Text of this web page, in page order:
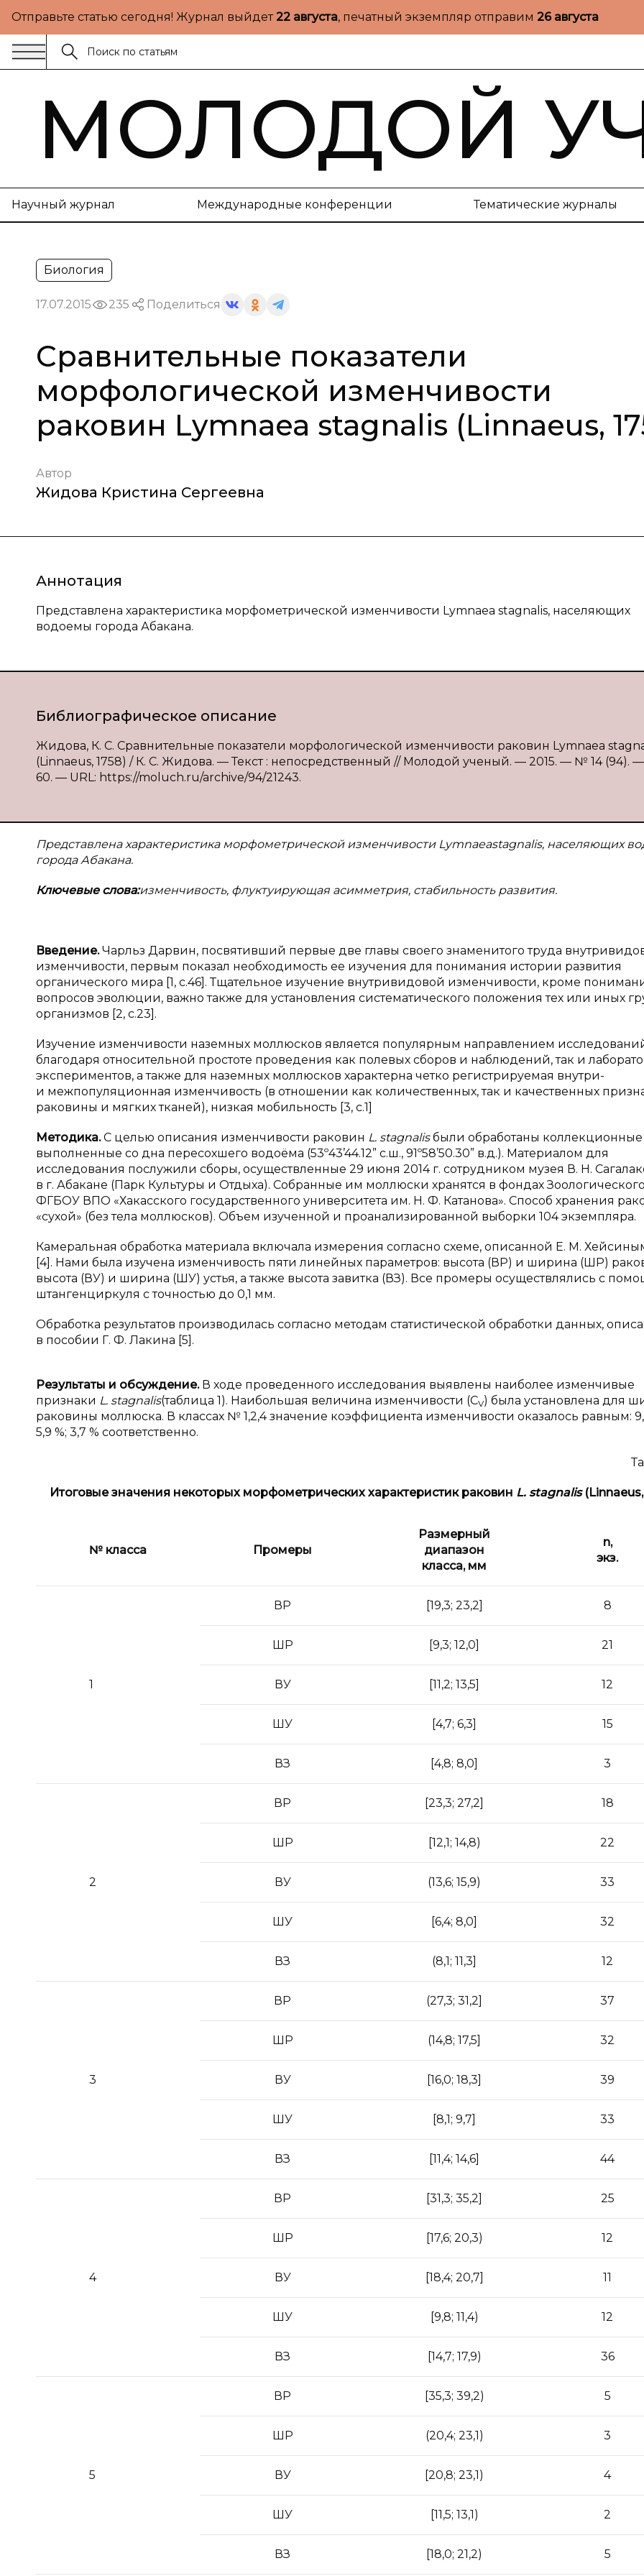
Отправьте статью сегодня! Журнал выйдет22 августа, печатный экземпляр отправим 26 августа
МОЛОДОЙ
Научный журнал Международные конференции Тематические журналы
Биология
17.07.2015 235 Поделиться
Сравнительные показатели
морфологической изменчивости
раковин Lymnaea stagnalis (Linnaeus,
Автор
Жидова Кристина Сергеевна
Аннотация
Представлена характеристика морфометрической изменчивости Lymnaea stagnalis, населяющих
водоемы города Абакана.
Библиографическое описание
Жидова, К. С. Сравнительные показатели морфологической изменчивости раковин Lymnaea
(Linnaeus, 1758) / К. С. Жидова. — Текст : непосредственный // Молодой ученый. — 2015. — № 14 (94). —
60. — URL: https://moluch.ru/archive/94/21243.
Представлена характеристика морфометрической изменчивости Lymnaeastagnalis, населяющих
города Абакана.
Ключевые слова:изменчивость, флуктуирующая асимметрия, стабильность развития.
Введение.Чарльз Дарвин, посвятивший первые две главы своего знаменитого труда
изменчивости, первым показал необходимость ее изучения для понимания истории развития
органического мира [1, c.46]. Тщательное изучение внутривидовой изменчивости, кроме
вопросов эволюции, важно также для установления систематического положения тех или иных
организмов [2, с.23].
Изучение изменчивости наземных моллюсков является популярным направлением
благодаря относительной простоте проведения как полевых сборов и наблюдений, так и
экспериментов, а также для наземных моллюсков характерна четко регистрируемая внутри-
и межпопуляционная изменчивость (в отношении как количественных, так и качественных
раковины и мягких тканей), низкая мобильность [3, c.1]
Методика.С целью описания изменчивости раковин L. stagnalisбыли обработаны коллекционные
выполненные со дна пересохшего водоёма (53º43’44.12” с.ш., 91º58’50.30” в.д.). Материалом для
исследования послужили сборы, осуществленные 29 июня 2014 г. сотрудником музея В. Н.
в г. Абакане (Парк Культуры и Отдыха). Собранные им моллюски хранятся в фондах
ФГБОУ ВПО «Хакасского государственного университета им. Н. Ф. Катанова». Способ хранения
«сухой» (без тела моллюсков). Объем изученной и проанализированной выборки 104 экземпляра.
Камеральная обработка материала включала измерения согласно схеме, описанной Е. М.
[4]. Нами была изучена изменчивость пяти линейных параметров: высота (ВР) и ширина (ШР)
высота (ВУ) и ширина (ШУ) устья, а также высота завитка (ВЗ). Все промеры осуществлялись с
штангенциркуля с точностью до 0,1 мм.
Обработка результатов производилась согласно методам статистической обработки данных,
в пособии Г. Ф. Лакина [5].
Результаты и обсуждение.В ходе проведенного исследования выявлены наиболее изменчивые
признаки L. stagnalis(таблица 1). Наибольшая величина изменчивости (CV) была установлена для
раковины моллюска. В классах № 1,2,4 значение коэффициента изменчивости оказалось равным:
5,9 %; 3,7 % соответственно.
Итоговые значения некоторых морфометрических характеристик раковин L. stagnalis
№ класса Промеры
Размерный
диапазон
класса, мм
n,
экз.
1
ВР [19,3; 23,2] 8
ШР [9,3; 12,0] 21
ВУ [11,2; 13,5] 12
ШУ [4,7; 6,3] 15
ВЗ [4,8; 8,0] 3
2
ВР [23,3; 27,2] 18
ШР [12,1; 14,8) 22
ВУ (13,6; 15,9) 33
ШУ [6,4; 8,0] 32
ВЗ (8,1; 11,3] 12
3
ВР (27,3; 31,2] 37
ШР (14,8; 17,5] 32
ВУ [16,0; 18,3] 39
ШУ [8,1; 9,7] 33
ВЗ [11,4; 14,6] 44
4
ВР [31,3; 35,2] 25
ШР [17,6; 20,3) 12
ВУ [18,4; 20,7] 11
ШУ [9,8; 11,4) 12
ВЗ [14,7; 17,9) 36
5
ВР [35,3; 39,2) 5
ШР (20,4; 23,1) 3
ВУ [20,8; 23,1) 4
ШУ [11,5; 13,1) 2
ВЗ [18,0; 21,2) 5